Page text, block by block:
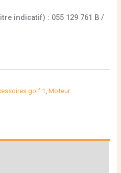
indicatif) : 055 129 761 B /
golf 1 ,Moteur